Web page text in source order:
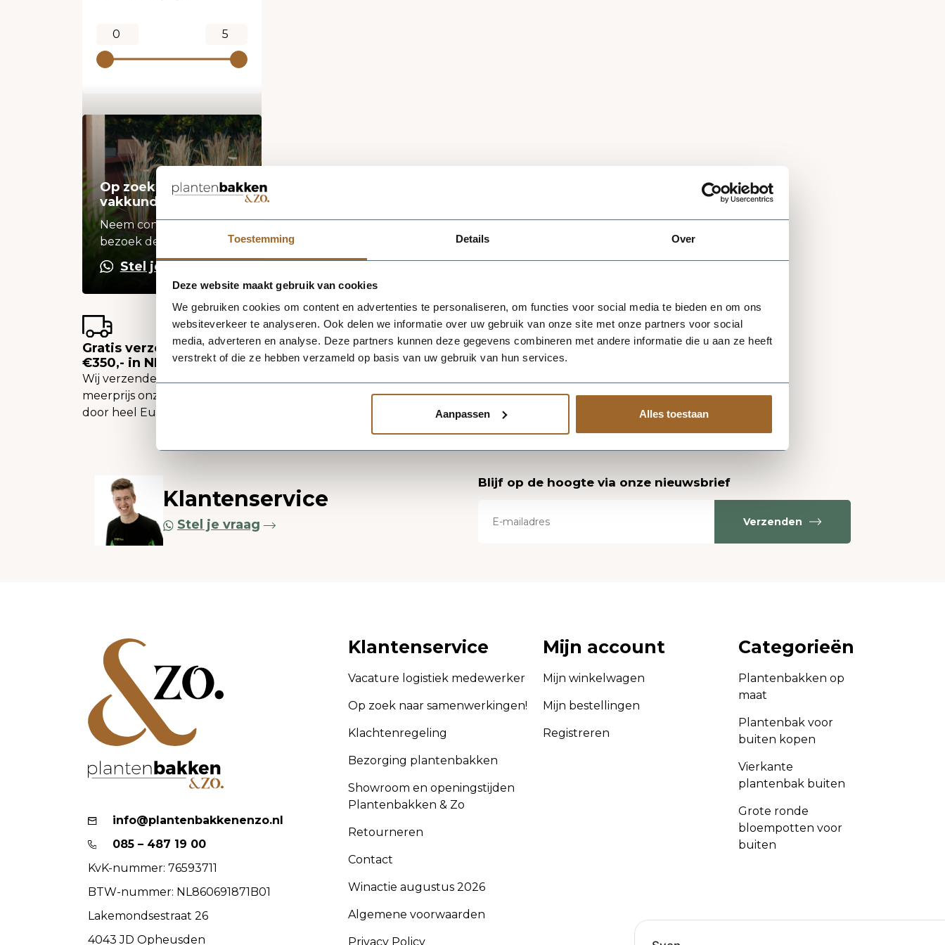
Toestemming Details Over
Deze website maakt gebruik van cookies
We gebruiken cookies om content en advertenties te personaliseren, om functies voor social media te bieden en om ons
websiteverkeer te analyseren. Ook delen we informatie over uw gebruik van onze site met onze partners voor social
media, adverteren en analyse. Deze partners kunnen deze gegevens combineren met andere informatie die u aan ze heeft
verstrekt of die ze hebben verzameld op basis van uw gebruik van hun services.
Aanpassen Alles toestaan
Op zoek naar een
vakkundige hulp?
Neem contact op of
bezoek de showroom!
Stel je vraag
Gratis verzending vanaf
€350,- in NL
Wij verzenden tegen een
meerprijs onze plantenbakken
door heel Europa.
Klantenservice
Stel je vraag
Blijf op de hoogte via onze nieuwsbrief
Verzenden
info@plantenbakkenenzo.nl
085 – 487 19 00
KvK-nummer: 76593711
BTW-nummer: NL860691871B01
Lakemondsestraat 26
4043 JD Opheusden
Klantenservice
Vacature logistiek medewerker
Op zoek naar samenwerkingen!
Klachtenregeling
Bezorging plantenbakken
Showroom en openingstijden
Plantenbakken & Zo
Retourneren
Contact
Winactie augustus 2026
Algemene voorwaarden
Privacy Policy
Mijn account
Mijn winkelwagen
Mijn bestellingen
Registreren
Categorieën
Plantenbakken op
maat
Plantenbak voor
buiten kopen
Vierkante
plantenbak buiten
Grote ronde
bloempotten voor
buiten